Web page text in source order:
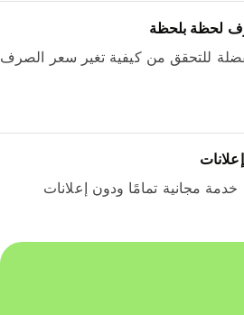
لحظة بلحظة
للتحقق من كيفية تغير سعر الصرف
مجانية تمامًا ودون إعلانات